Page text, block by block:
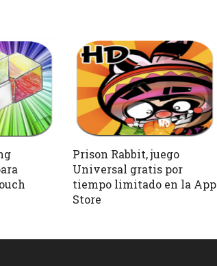
Prison Rabbit, juego
Universal gratis por
tiempo limitado en la App
Store